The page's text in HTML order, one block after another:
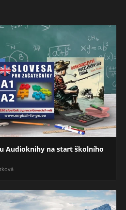
Audioknihy na start školního